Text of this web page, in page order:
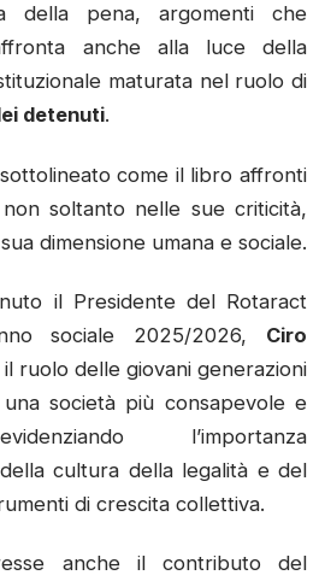
della pena, argomenti che
anche alla luce della
maturata nel ruolo di
detenuti.
come il libro affronti
soltanto nelle sue criticità,
dimensione umana e sociale.
il Presidente del Rotaract
sociale 2025/2026, Ciro
il ruolo delle giovani generazioni
società più consapevole e
l’importanza
cultura della legalità e del
di crescita collettiva.
anche il contributo del